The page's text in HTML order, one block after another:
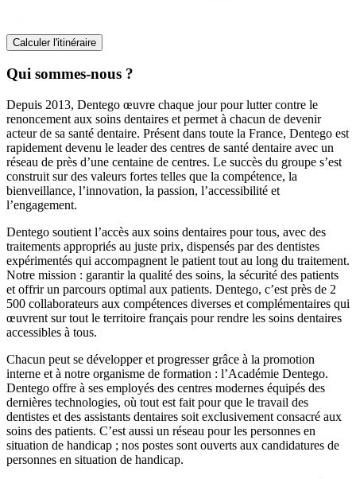
Calculer l'itinéraire
Qui sommes-nous ?
Depuis 2013, Dentego œuvre chaque jour pour lutter contre le
renoncement aux soins dentaires et permet à chacun de devenir
acteur de sa santé dentaire. Présent dans toute la France, Dentego est
rapidement devenu le leader des centres de santé dentaire avec un
réseau de près d’une centaine de centres. Le succès du groupe s’est
construit sur des valeurs fortes telles que la compétence, la
bienveillance, l’innovation, la passion, l’accessibilité et
l’engagement.
Dentego soutient l’accès aux soins dentaires pour tous, avec des
traitements appropriés au juste prix, dispensés par des dentistes
expérimentés qui accompagnent le patient tout au long du traitement.
Notre mission : garantir la qualité des soins, la sécurité des patients
et offrir un parcours optimal aux patients. Dentego, c’est près de 2
500 collaborateurs aux compétences diverses et complémentaires qui
œuvrent sur tout le territoire français pour rendre les soins dentaires
accessibles à tous.
Chacun peut se développer et progresser grâce à la promotion
interne et à notre organisme de formation : l’Académie Dentego.
Dentego offre à ses employés des centres modernes équipés des
dernières technologies, où tout est fait pour que le travail des
dentistes et des assistants dentaires soit exclusivement consacré aux
soins des patients. C’est aussi un réseau pour les personnes en
situation de handicap ; nos postes sont ouverts aux candidatures de
personnes en situation de handicap.